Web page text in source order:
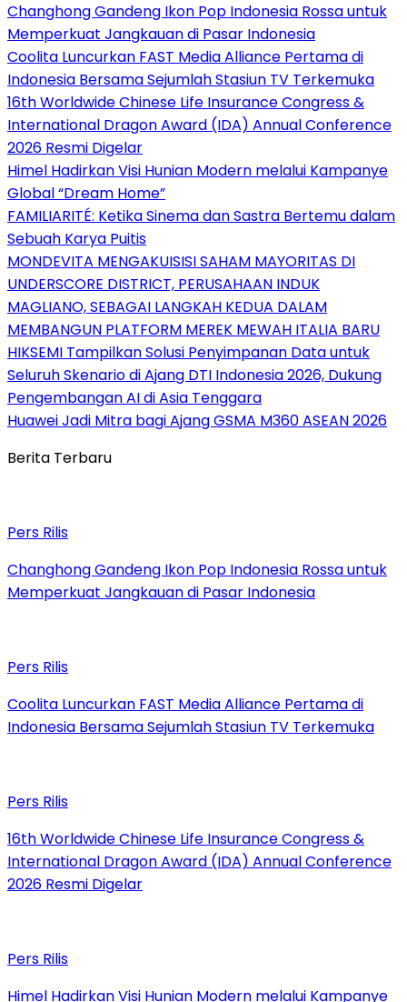
Changhong Gandeng Ikon Pop Indonesia Rossa untuk
Memperkuat Jangkauan di Pasar Indonesia
Coolita Luncurkan FAST Media Alliance Pertama di
Indonesia Bersama Sejumlah Stasiun TV Terkemuka
16th Worldwide Chinese Life Insurance Congress &
International Dragon Award (IDA) Annual Conference
2026 Resmi Digelar
Himel Hadirkan Visi Hunian Modern melalui Kampanye
Global “Dream Home”
FAMILIARITÉ: Ketika Sinema dan Sastra Bertemu dalam
Sebuah Karya Puitis
MONDEVITA MENGAKUISISI SAHAM MAYORITAS DI
UNDERSCORE DISTRICT, PERUSAHAAN INDUK
MAGLIANO, SEBAGAI LANGKAH KEDUA DALAM
MEMBANGUN PLATFORM MEREK MEWAH ITALIA BARU
HIKSEMI Tampilkan Solusi Penyimpanan Data untuk
Seluruh Skenario di Ajang DTI Indonesia 2026, Dukung
Pengembangan AI di Asia Tenggara
Huawei Jadi Mitra bagi Ajang GSMA M360 ASEAN 2026
Berita Terbaru
Pers Rilis
Changhong Gandeng Ikon Pop Indonesia Rossa untuk
Memperkuat Jangkauan di Pasar Indonesia
Pers Rilis
Coolita Luncurkan FAST Media Alliance Pertama di
Indonesia Bersama Sejumlah Stasiun TV Terkemuka
Pers Rilis
16th Worldwide Chinese Life Insurance Congress &
International Dragon Award (IDA) Annual Conference
2026 Resmi Digelar
Pers Rilis
Himel Hadirkan Visi Hunian Modern melalui Kampanye